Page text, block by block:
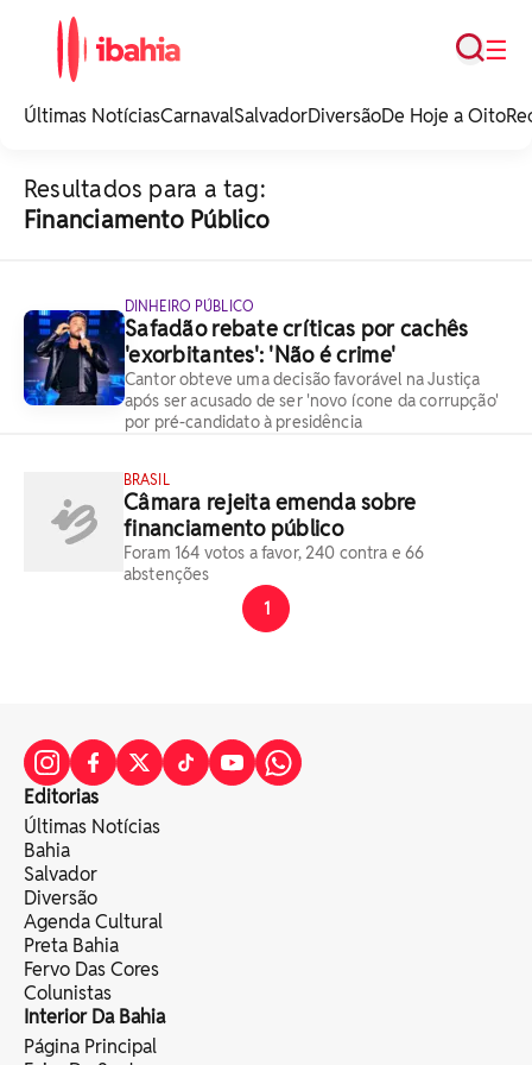
noticias e
☰
Busca
Últimas NotíciasCarnavalSalvadorDiversãoDe Hoje a Oito
Resultados para a tag:
Financiamento Público
DINHEIRO PÚBLICO
Safadão rebate críticas por cachês
'exorbitantes': 'Não é crime'
Cantor obteve uma decisão favorável na Justiça
após ser acusado de ser 'novo ícone da corrupção'
por pré-candidato à presidência
BRASIL
Câmara rejeita emenda sobre
financiamento público
Foram 164 votos a favor, 240 contra e 66
abstenções
1
Editorias
Últimas Notícias
Bahia
Salvador
Diversão
Agenda Cultural
Preta Bahia
Fervo Das Cores
Colunistas
Interior Da Bahia
Página Principal